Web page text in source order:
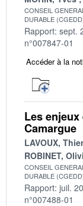
CONSEIL
DURABLE
Rapport: sept.
n°007847-01
Accéder à la
Les
Camargue
LAVOUX,
ROBINET,
CONSEIL
DURABLE
Rapport: juil.
n°007488-01